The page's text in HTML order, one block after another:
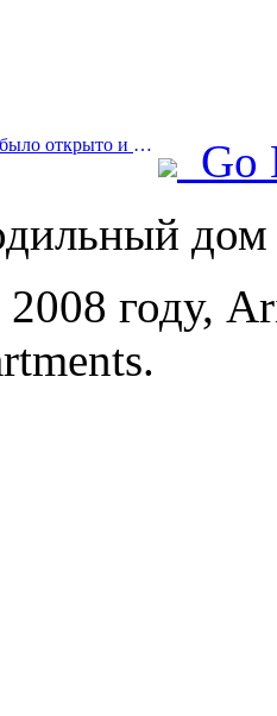
Prev:В последнее время было открыто и расширено множество международных маршрутов.
Go
дом
2008 году,